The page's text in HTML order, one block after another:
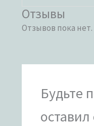
Отзывы
Отзывов пока нет.
Будьте